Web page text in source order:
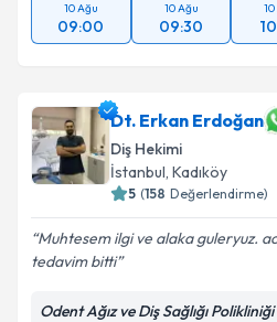
10 Ağu
09:00
10 Ağu
09:30
Dt. Erkan Erdoğan
Diş Hekimi
İstanbul, Kadıköy
5 (158 Değerlendirme)
Muhtesem ilgi ve alaka guleryuz.
tedavim bitti
Odent Ağız ve Diş Sağlığı